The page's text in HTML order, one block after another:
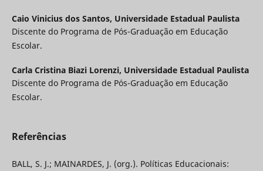
Caio Vinicius dos Santos, Universidade Estadual Paulista
Discente do Programa de Pós-Graduação em Educação
Escolar.
Carla Cristina Biazi Lorenzi, Universidade Estadual Paulista
Discente do Programa de Pós-Graduação em Educação
Escolar.
Referências
BALL, S. J.; MAINARDES, J. (org.). Políticas Educacionais: